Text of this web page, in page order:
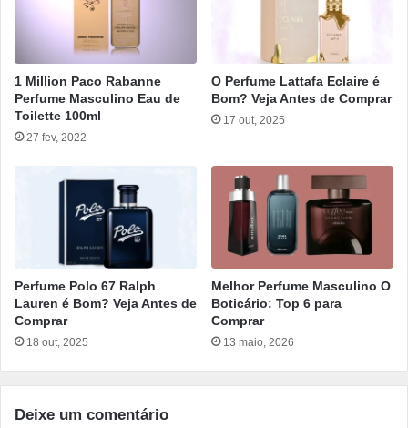
1 Million Paco Rabanne
Perfume Masculino Eau de
Toilette 100ml
27 fev, 2022
O Perfume Lattafa Eclaire é
Bom? Veja Antes de Comprar
17 out, 2025
Perfume Polo 67 Ralph
Lauren é Bom? Veja Antes de
Comprar
18 out, 2025
Melhor Perfume Masculino O
Boticário: Top 6 para
Comprar
13 maio, 2026
Deixe um comentário